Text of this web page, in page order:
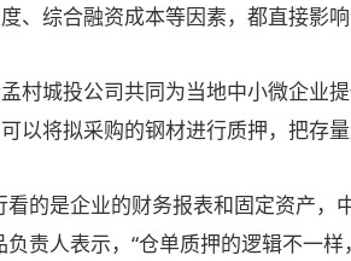
、综合融资成本等因素，都直接影
城投公司共同为当地中小微企业
以将拟采购的钢材进行质押，把存
的是企业的财务报表和固定资产，
负责人表示，“仓单质押的逻辑不一